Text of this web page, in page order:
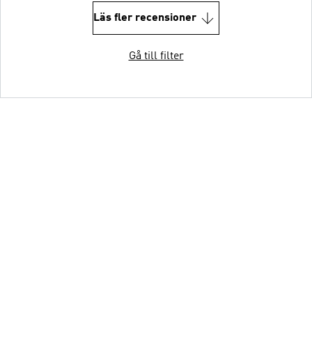
Läs fler recensioner
Gå till filter